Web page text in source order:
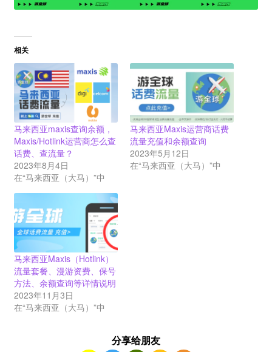
相关
马来西亚maxis查询余额，
Maxis/Hotlink运营商怎么查
话费、查流量？
2023年8月4日
在“马来西亚（大马）”中
马来西亚Maxis运营商话费
流量充值和余额查询
2023年5月12日
在“马来西亚（大马）”中
马来西亚Maxis（Hotlink）
流量套餐、漫游资费、保号
方法、余额查询等详情说明
2023年11月3日
在“马来西亚（大马）”中
分享给朋友